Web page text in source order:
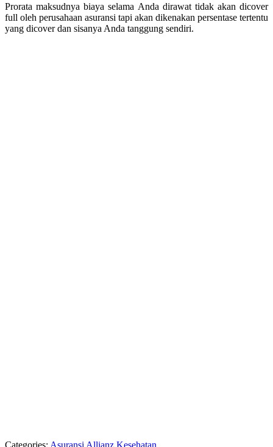
Prorata maksudnya biaya selama Anda dirawat tidak akan dicover
full oleh perusahaan asuransi tapi akan dikenakan persentase tertentu
yang dicover dan sisanya Anda tanggung sendiri.
Categories: Asuransi Allianz Kesehatan